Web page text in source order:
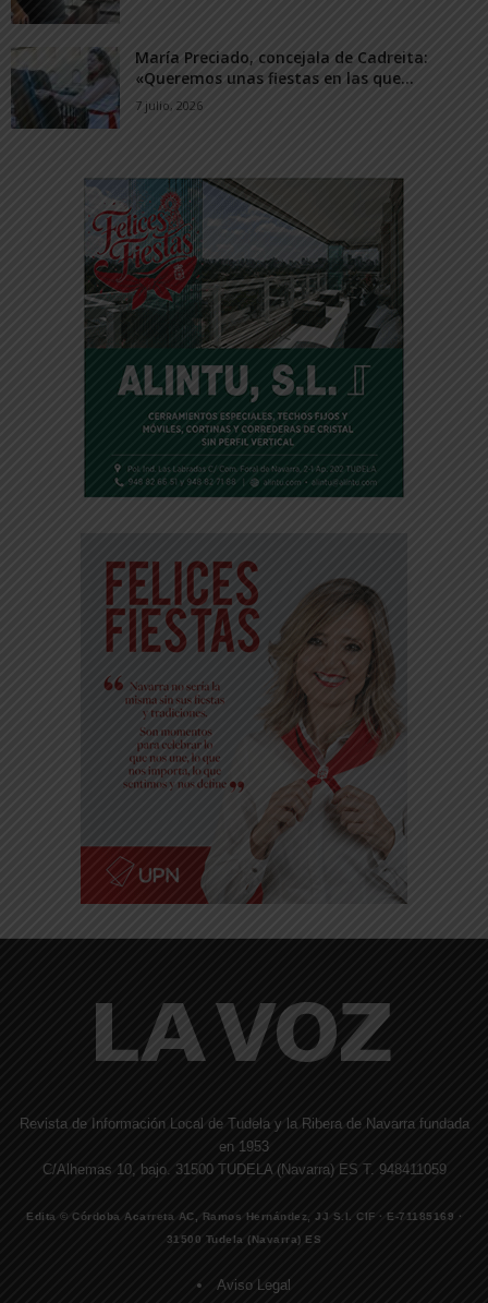
María Preciado, concejala de Cadreita:
«Queremos unas fiestas en las que...
7 julio, 2026
Revista de Información Local de Tudela y la Ribera de Navarra fundada
en 1953
C/Alhemas 10, bajo. 31500 TUDELA (Navarra) ES T. 948411059
Edita © Córdoba Acarreta AC, Ramos Hernández, JJ S.I. CIF · E-71185169 ·
31500 Tudela (Navarra) ES
Aviso Legal